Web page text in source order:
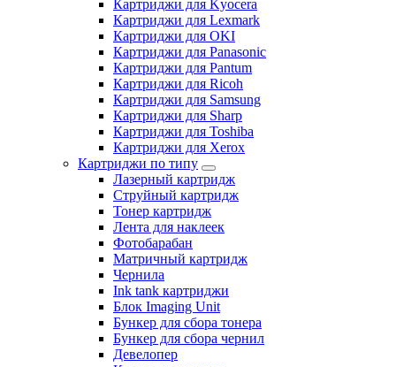
Картриджи для Kyocera
Картриджи для Lexmark
Картриджи для OKI
Картриджи для Panasonic
Картриджи для Pantum
Картриджи для Ricoh
Картриджи для Samsung
Картриджи для Sharp
Картриджи для Toshiba
Картриджи для Xerox
Картриджи по типу
Лазерный картридж
Струйный картридж
Тонер картридж
Лента для наклеек
Фотобарабан
Матричный картридж
Чернила
Ink tank картриджи
Блок Imaging Unit
Бункер для сбора тонера
Бункер для сбора чернил
Девелопер